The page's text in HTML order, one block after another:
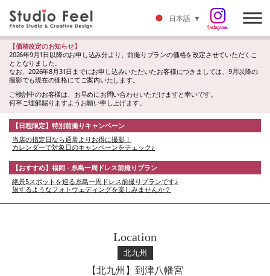
【価格改定のお知らせ】
2026年9月1日以降のお申し込み分より、前撮りプランの価格を改定させていただくこ
ととなりました。
なお、2026年8月31日までにお申し込みいただいたお客様につきましては、9月以降の
撮影でも現在の価格にてご案内いたします。
ご検討中のお客様は、お早めにお問い合わせいただけますと幸いです。
何卒ご理解賜りますようお願い申し上げます。
【日程限定】特別前撮りキャンペーン
当店の指定日なら通常よりお得に撮影！
カレンダーで対象日のキャンペーンをチェック♪
【おすすめ】福岡 - 糸島一周ドレス前撮りプラン
絶景5スポットを巡る糸島一周ドレス前撮りプランです♪
旅するようなフォトウェディングを楽しみませんか？
Location
北九州
【北九州】到津八幡宮
日本語 ▼